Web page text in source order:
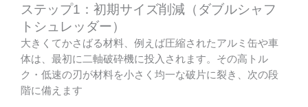
ステップ1：初期サイズ削減（ダブルシャフ
トシュレッダー）
大きくてかさばる材料、例えば圧縮されたアルミ缶や車
体は、最初に二軸破砕機に投入されます。その高トル
ク・低速の刃が材料を小さく均一な破片に裂き、次の段
階に備えます